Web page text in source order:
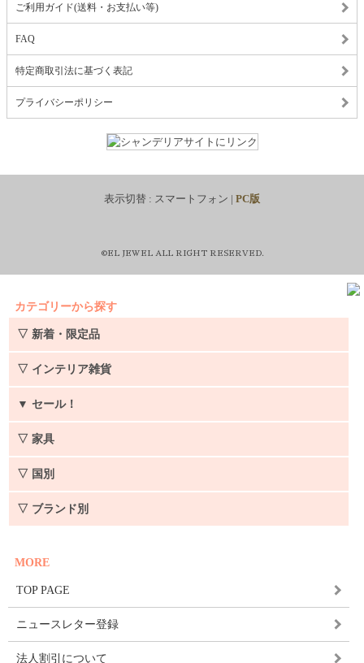
ご利用ガイド(送料・お支払い等)
FAQ
特定商取引法に基づく表記
プライバシーポリシー
表示切替 : スマートフォン | PC版
©EL JEWEL ALL RIGHT RESERVED.
カテゴリーから探す
▽ 新着・限定品
▽ インテリア雑貨
▼ セール！
▽ 家具
▽ 国別
▽ ブランド別
MORE
TOP PAGE
ニュースレター登録
法人割引について